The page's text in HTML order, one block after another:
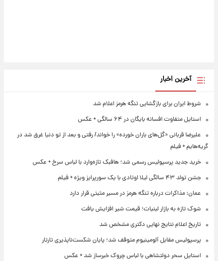
آخرین اخبار
شروط ایران برای بازگشایی تنگه هرمز اعلام شد
استایل متفاوت افسانه بایگان در ۶۴ سالگی + عکس
علیرضا قربانی «گل‌های باران خورده» را خواند/ رفتی و بعد از تو دنیا غرق شد در
گریه‌هایم + فیلم
خرید جدید پرسپولیس رسمی شد؛ هافبک تازه‌وارد با لباس سرخ + عکس
جشن تولد ۴۳ سالگی لیلا اوتادی با یک سورپرایز ویژه + فیلم
عمان: مذاکرات درباره تنگه هرمز در مسیر مثبتی قرار دارد
شوک تازه به بازار لبنیات؛ قیمت شیر افزایش یافت
تاریخ اعلام نتایج نهایی دکتری مشخص شد
پرسپولیس مقابل آلومینیوم متوقف شد؛ پایان شکست‌ناپذیری تارتار
استایل سحر دولتشاهی با لباس چروک خبرساز شد + عکس